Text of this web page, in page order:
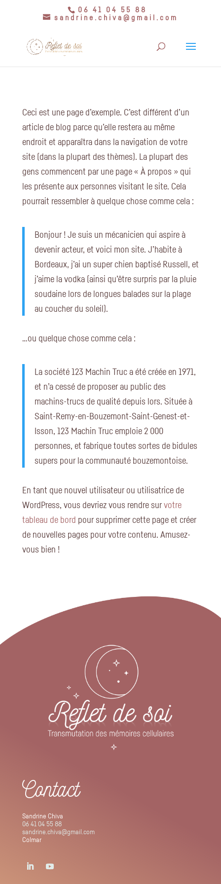
06 41 04 55 88
sandrine.chiva@gmail.com
Ceci est une page d’exemple. C’est différent d’un
article de blog parce qu’elle restera au même
endroit et apparaîtra dans la navigation de votre
site (dans la plupart des thèmes). La plupart des
gens commencent par une page « À propos » qui
les présente aux personnes visitant le site. Cela
pourrait ressembler à quelque chose comme cela :
Bonjour ! Je suis un mécanicien qui aspire à
devenir acteur, et voici mon site. J’habite à
Bordeaux, j’ai un super chien baptisé Russell, et
j’aime la vodka (ainsi qu’être surpris par la pluie
soudaine lors de longues balades sur la plage
au coucher du soleil).
…ou quelque chose comme cela :
La société 123 Machin Truc a été créée en 1971,
et n’a cessé de proposer au public des
machins-trucs de qualité depuis lors. Située à
Saint-Remy-en-Bouzemont-Saint-Genest-et-
Isson, 123 Machin Truc emploie 2 000
personnes, et fabrique toutes sortes de bidules
supers pour la communauté bouzemontoise.
En tant que nouvel utilisateur ou utilisatrice de
WordPress, vous devriez vous rendre survotre
tableau de bord pour supprimer cette page et créer
de nouvelles pages pour votre contenu. Amusez-
vous bien !
Contact
Sandrine Chiva
06 41 04 55 88
sandrine.chiva@gmail.com
Colmar